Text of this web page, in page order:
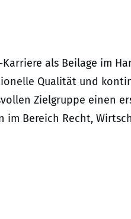
als Beilage im
Qualität und
Zielgruppe einen
im Bereich Recht,